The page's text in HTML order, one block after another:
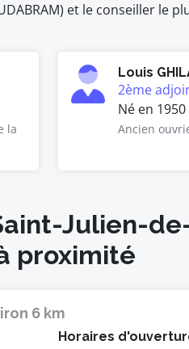
et le conseiller le
la
Louis
2ème
Né en
Ancien
Julien-
proximité
6 km
Horaires